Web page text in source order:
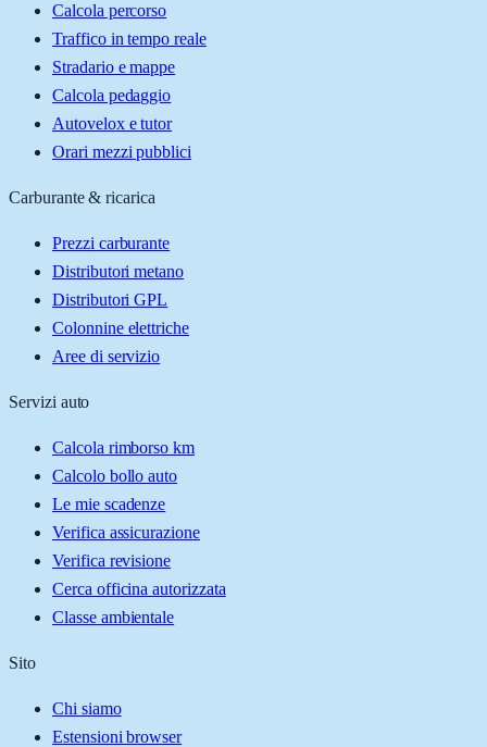
Calcola percorso
Traffico in tempo reale
Stradario e mappe
Calcola pedaggio
Autovelox e tutor
Orari mezzi pubblici
Carburante & ricarica
Prezzi carburante
Distributori metano
Distributori GPL
Colonnine elettriche
Aree di servizio
Servizi auto
Calcola rimborso km
Calcolo bollo auto
Le mie scadenze
Verifica assicurazione
Verifica revisione
Cerca officina autorizzata
Classe ambientale
Sito
Chi siamo
Estensioni browser